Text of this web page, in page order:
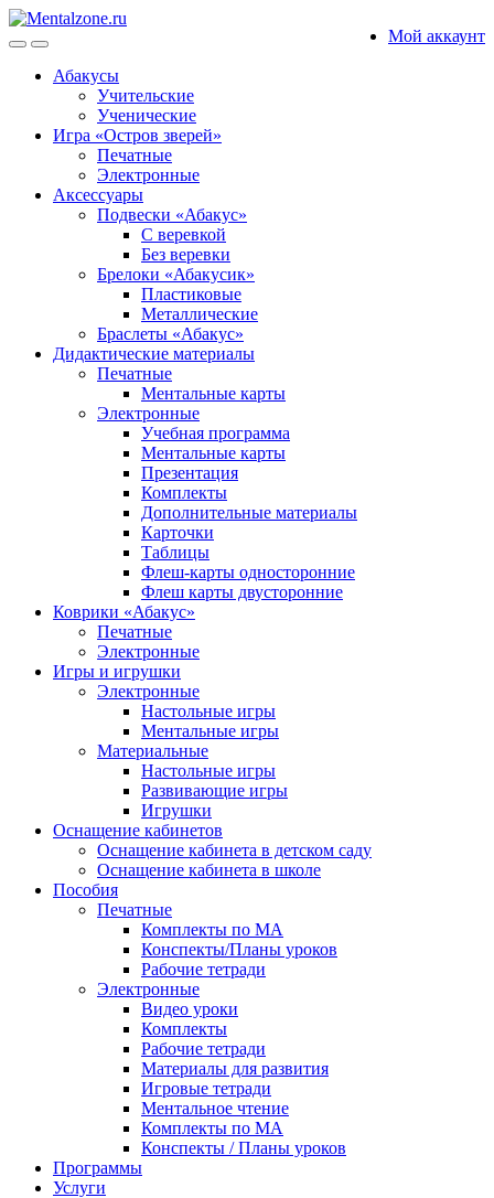
Skip
to
Skip
to
Мой аккаунт
Абакусы
Учительские
Ученические
Игра «Остров зверей»
Печатные
Электронные
Аксессуары
Подвески «Абакус»
С веревкой
Без веревки
Брелоки «Абакусик»
Пластиковые
Металлические
Браслеты «Абакус»
Дидактические материалы
Печатные
Ментальные карты
Электронные
Учебная программа
Ментальные карты
Презентация
Комплекты
Дополнительные материалы
Карточки
Таблицы
Флеш-карты односторонние
Флеш карты двусторонние
Коврики «Абакус»
Печатные
Электронные
Игры и игрушки
Электронные
Настольные игры
Ментальные игры
Материальные
Настольные игры
Развивающие игры
Игрушки
Оснащение кабинетов
Оснащение кабинета в детском саду
Оснащение кабинета в школе
Пособия
Печатные
Комплекты по МА
Конспекты/Планы уроков
Рабочие тетради
Электронные
Видео уроки
Комплекты
Рабочие тетради
Материалы для развития
Игровые тетради
Ментальное чтение
Комплекты по МА
Конспекты / Планы уроков
Программы
Услуги